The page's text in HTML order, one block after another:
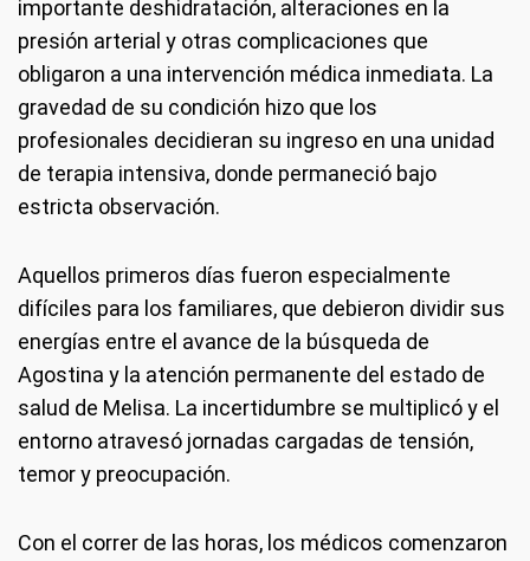
importante deshidratación, alteraciones en la
presión arterial y otras complicaciones que
obligaron a una intervención médica inmediata. La
gravedad de su condición hizo que los
profesionales decidieran su ingreso en una unidad
de terapia intensiva, donde permaneció bajo
estricta observación.
Aquellos primeros días fueron especialmente
difíciles para los familiares, que debieron dividir sus
energías entre el avance de la búsqueda de
Agostina y la atención permanente del estado de
salud de Melisa. La incertidumbre se multiplicó y el
entorno atravesó jornadas cargadas de tensión,
temor y preocupación.
Con el correr de las horas, los médicos comenzaron